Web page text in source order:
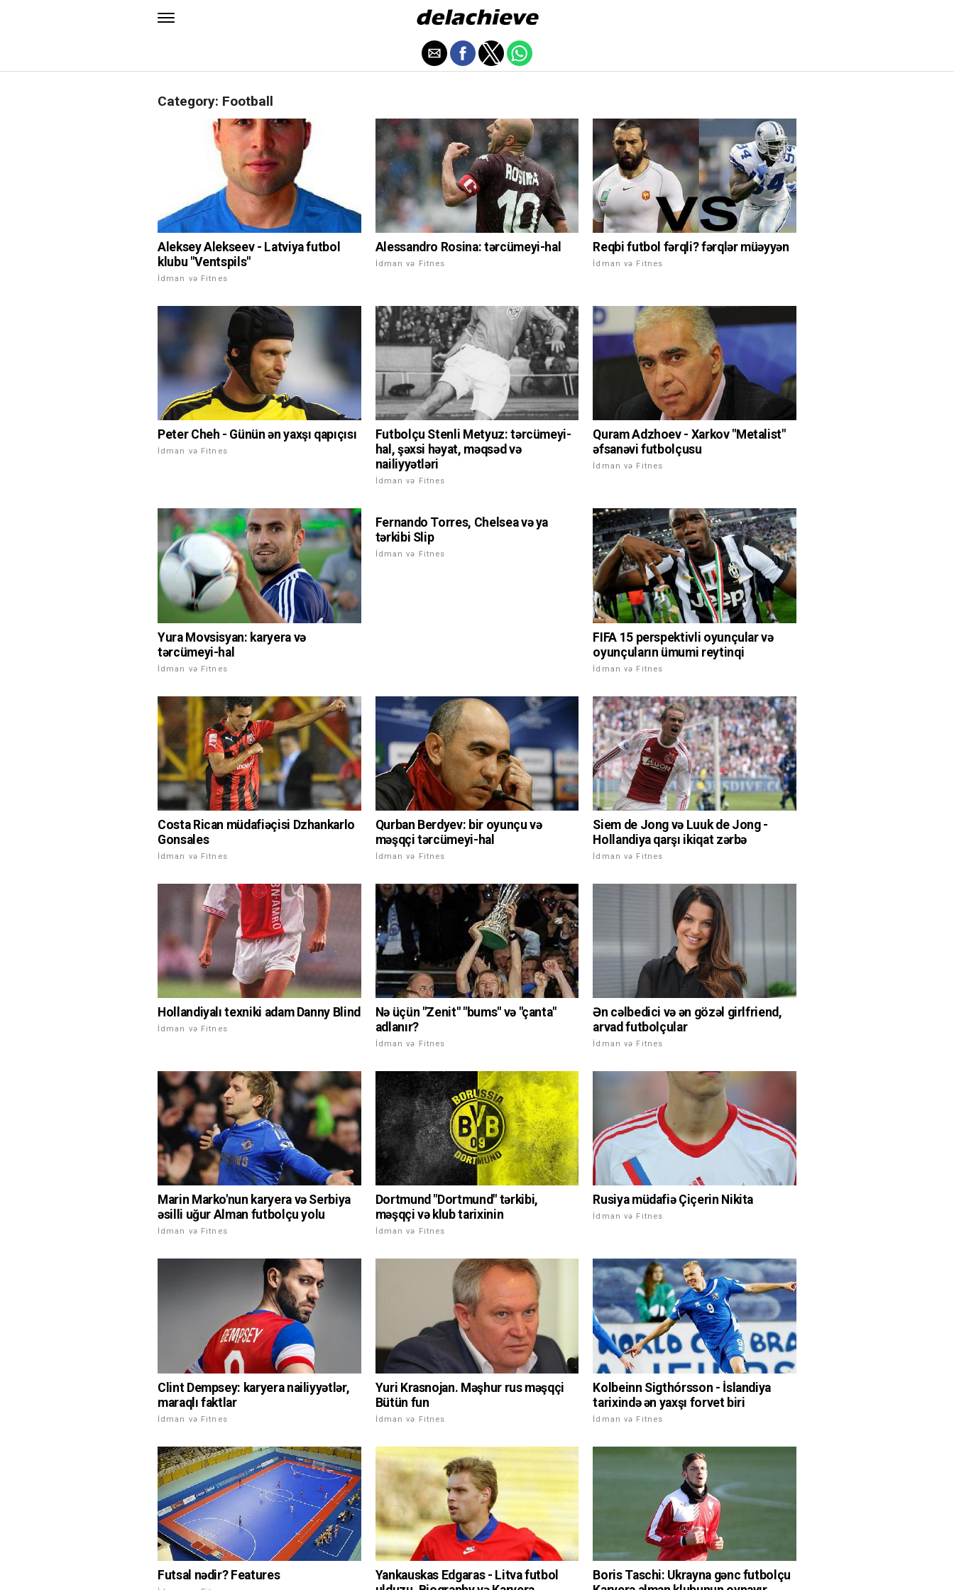
Category: Football
Aleksey Alekseev - Latviya futbol
klubu "Ventspils"
İdman və Fitnes
Alessandro Rosina: tərcümeyi-hal
İdman və Fitnes
Reqbi futbol fərqli? fərqlər müəyyən
İdman və Fitnes
Peter Cheh - Günün ən yaxşı qapıçısı
İdman və Fitnes
Futbolçu Stenli Metyuz: tərcümeyi-
hal, şəxsi həyat, məqsəd və
nailiyyətləri
İdman və Fitnes
Quram Adzhoev - Xarkov "Metalist"
əfsanəvi futbolçusu
İdman və Fitnes
Yura Movsisyan: karyera və
tərcümeyi-hal
İdman və Fitnes
Fernando Torres, Chelsea və ya
tərkibi Slip
İdman və Fitnes
FIFA 15 perspektivli oyunçular və
oyunçuların ümumi reytinqi
İdman və Fitnes
Costa Rican müdafiəçisi Dzhankarlo
Gonsales
İdman və Fitnes
Qurban Berdyev: bir oyunçu və
məşqçi tərcümeyi-hal
İdman və Fitnes
Siem de Jong və Luuk de Jong -
Hollandiya qarşı ikiqat zərbə
İdman və Fitnes
Hollandiyalı texniki adam Danny Blind
İdman və Fitnes
Nə üçün "Zenit" "bums" və "çanta"
adlanır?
İdman və Fitnes
Ən cəlbedici və ən gözəl girlfriend,
arvad futbolçular
İdman və Fitnes
Marin Marko'nun karyera və Serbiya
əsilli uğur Alman futbolçu yolu
İdman və Fitnes
Dortmund "Dortmund" tərkibi,
məşqçi və klub tarixinin
İdman və Fitnes
Rusiya müdafiə Çiçerin Nikita
İdman və Fitnes
Clint Dempsey: karyera nailiyyətlər,
maraqlı faktlar
İdman və Fitnes
Yuri Krasnojan. Məşhur rus məşqçi
Bütün fun
İdman və Fitnes
Kolbeinn Sigthórsson - İslandiya
tarixində ən yaxşı forvet biri
İdman və Fitnes
Futsal nədir? Features
Yankauskas Edgaras - Litva futbol
Boris Taschi: Ukrayna gənc futbolçu